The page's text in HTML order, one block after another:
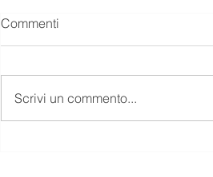
NON FARM PAYROLLS
Commenti
Scrivi un commento...